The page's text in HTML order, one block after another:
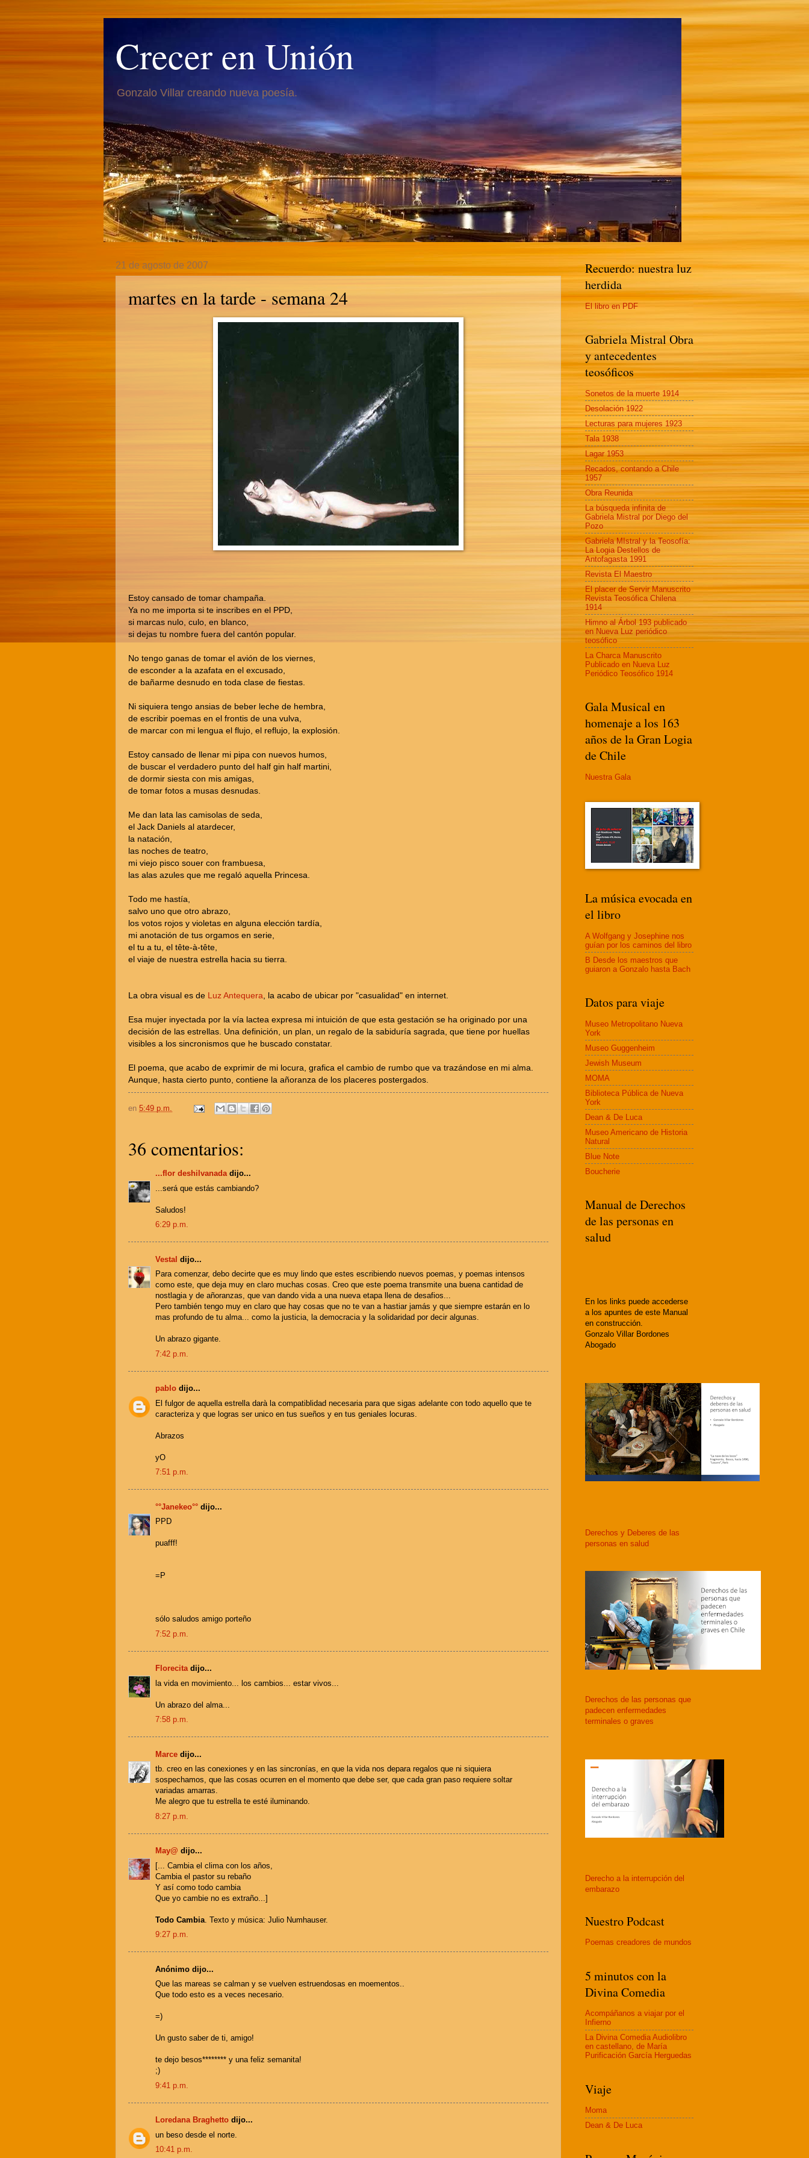
Crecer en Unión
Gonzalo Villar creando nueva poesía.
21 de agosto de 2007
martes en la tarde - semana 24
Estoy cansado de tomar champaña.
Ya no me importa si te inscribes en el PPD,
si marcas nulo, culo, en blanco,
si dejas tu nombre fuera del cantón popular.
No tengo ganas de tomar el avión de los viernes,
de esconder a la azafata en el excusado,
de bañarme desnudo en toda clase de fiestas.
Ni siquiera tengo ansias de beber leche de hembra,
de escribir poemas en el frontis de una vulva,
de marcar con mi lengua el flujo, el reflujo, la explosión.
Estoy cansado de llenar mi pipa con nuevos humos,
de buscar el verdadero punto del half gin half martini,
de dormir siesta con mis amigas,
de tomar fotos a musas desnudas.
Me dan lata las camisolas de seda,
el Jack Daniels al atardecer,
la natación,
las noches de teatro,
mi viejo pisco souer con frambuesa,
las alas azules que me regaló aquella Princesa.
Todo me hastía,
salvo uno que otro abrazo,
los votos rojos y violetas en alguna elección tardía,
mi anotación de tus orgamos en serie,
el tu a tu, el tête-à-tête,
el viaje de nuestra estrella hacia su tierra.
La obra visual es de Luz Antequera , la acabo de ubicar por "casualidad" en internet.
Esa mujer inyectada por la vía lactea expresa mi intuición de que esta gestación se ha originado por una
decisión de las estrellas. Una definición, un plan, un regalo de la sabiduría sagrada, que tiene por huellas
visibles a los sincronismos que he buscado constatar.
El poema, que acabo de exprimir de mi locura, grafica el cambio de rumbo que va trazándose en mi alma.
Aunque, hasta cierto punto, contiene la añoranza de los placeres postergados.
en 5:49 p.m.
36 comentarios:
...flor deshilvanadadijo...
...será que estás cambiando?
Saludos!
6:29 p.m.
Vestal dijo...
Para comenzar, debo decirte que es muy lindo que estes escribiendo nuevos poemas, y poemas intensos
como este, que deja muy en claro muchas cosas. Creo que este poema transmite una buena cantidad de
nostlagia y de añoranzas, que van dando vida a una nueva etapa llena de desafios...
Pero también tengo muy en claro que hay cosas que no te van a hastiar jamás y que siempre estarán en lo
mas profundo de tu alma... como la justicia, la democracia y la solidaridad por decir algunas.
Un abrazo gigante.
7:42 p.m.
pablo dijo...
El fulgor de aquella estrella darà la compatiblidad necesaria para que sigas adelante con todo aquello que te
caracteriza y que logras ser unico en tus sueños y en tus geniales locuras.
Abrazos
yO
7:51 p.m.
°°Janekeo°° dijo...
PPD
puafff!
=P
sólo saludos amigo porteño
7:52 p.m.
Florecitadijo...
la vida en movimiento... los cambios... estar vivos...
Un abrazo del alma...
7:58 p.m.
Marce dijo...
tb. creo en las conexiones y en las sincronías, en que la vida nos depara regalos que ni siquiera
sospechamos, que las cosas ocurren en el momento que debe ser, que cada gran paso requiere soltar
variadas amarras.
Me alegro que tu estrella te esté iluminando.
8:27 p.m.
May@ dijo...
[... Cambia el clima con los años,
Cambia el pastor su rebaño
Y así como todo cambia
Que yo cambie no es extraño...]
Todo Cambia . Texto y música: Julio Numhauser.
9:27 p.m.
Anónimo dijo...
Que las mareas se calman y se vuelven estruendosas en moementos..
Que todo esto es a veces necesario.
=)
Un gusto saber de ti, amigo!
te dejo besos******** y una feliz semanita!
;)
9:41 p.m.
Loredana Braghetto dijo...
un beso desde el norte.
10:41 p.m.
Recuerdo: nuestra luz
herdida
El libro en PDF
Gabriela Mistral Obra
y antecedentes
teosóficos
Sonetos de la muerte 1914
Desolación 1922
Lecturas para mujeres 1923
Tala 1938
Lagar 1953
Recados, contando a Chile
1957
Obra Reunida
La búsqueda infinita de
Gabriela Mistral por Diego del
Pozo
Gabriela MIstral y la Teosofía:
La Logia Destellos de
Antofagasta 1991
Revista El Maestro
El placer de Servir Manuscrito
Revista Teosófica Chilena
1914
Himno al Árbol 193 publicado
en Nueva Luz periódico
teosófico
La Charca Manuscrito
Publicado en Nueva Luz
Periódico Teosófico 1914
Gala Musical en
homenaje a los 163
años de la Gran Logia
de Chile
Nuestra Gala
La música evocada en
el libro
A Wolfgang y Josephine nos
guían por los caminos del libro
B Desde los maestros que
guiaron a Gonzalo hasta Bach
Datos para viaje
Museo Metropolitano Nueva
York
Museo Guggenheim
Jewish Museum
MOMA
Biblioteca Pública de Nueva
York
Dean & De Luca
Museo Americano de Historia
Natural
Blue Note
Boucherie
Manual de Derechos
de las personas en
salud
En los links puede accederse
a los apuntes de este Manual
en construcción.
Gonzalo Villar Bordones
Abogado
Derechos y Deberes de las
personas en salud
Derechos de las personas que
padecen enfermedades
terminales o graves
Derecho a la interrupción del
embarazo
Nuestro Podcast
Poemas creadores de mundos
5 minutos con la
Divina Comedia
Acompáñanos a viajar por el
Infierno
La Divina Comedia Audiolibro
en castellano, de María
Purificación García Herguedas
Viaje
Moma
Dean & De Luca